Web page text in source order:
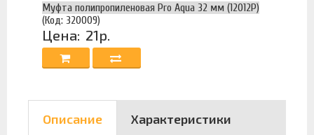
Муфта полипропиленовая Pro Aqua 32 мм (12012Р)
(Код: 320009)
Цена: 21р.
Описание Характеристики